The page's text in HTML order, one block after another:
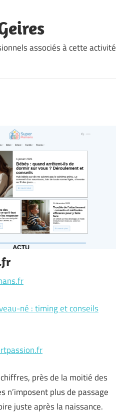
associés à cette activité
né : timing et conseils
chiffres, près de la moitié des
n’imposent plus de passage
juste après la naissance.